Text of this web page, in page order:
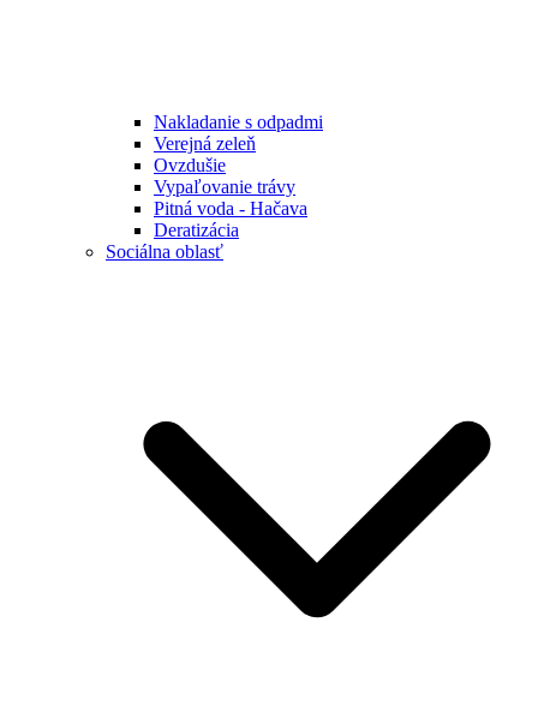
Nakladanie s odpadmi
Verejná zeleň
Ovzdušie
Vypaľovanie trávy
Pitná voda - Hačava
Deratizácia
Sociálna oblasť